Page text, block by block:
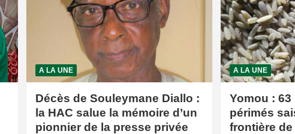
A LA UNE
Décès de Souleymane Diallo :
la HAC salue la mémoire d’un
pionnier de la presse privée
A LA UNE
Yomou :
périmés
frontière de